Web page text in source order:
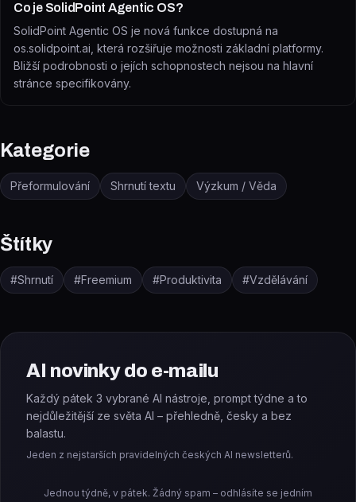
Co je SolidPoint Agentic OS?
SolidPoint Agentic OS je nová funkce dostupná na
os.solidpoint.ai, která rozšiřuje možnosti základní platformy.
Bližší podrobnosti o jejích schopnostech nejsou na hlavní
stránce specifikovány.
Kategorie
Přeformulování Shrnutí textu Výzkum / Věda
Štítky
#Shrnutí #Freemium #Produktivita #Vzdělávání
AI novinky do e-mailu
Každý pátek 3 vybrané AI nástroje, prompt týdne a to
nejdůležitější ze světa AI – přehledně, česky a bez
balastu.
Jeden z nejstarších pravidelných českých AI newsletterů.
Jednou týdně, v pátek. Žádný spam – odhlásíte se jedním